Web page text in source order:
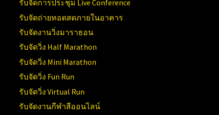
รับจัดการประชุม Live Conference
รับจัดถ่ายทอดสดภายในอาคาร
รับจัดงานวิ่งมาราธอน
รับจัดวิ่ง Half Marathon
รับจัดวิ่ง Mini Marathon
รับจัดวิ่ง Fun Run
รับจัดวิ่ง Virtual Run
รับจัดงานกีฬาสีออนไลน์